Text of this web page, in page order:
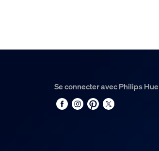
Se connecter avec Philips Hue